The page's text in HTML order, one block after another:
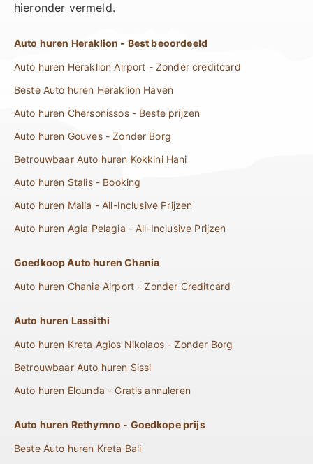
hieronder vermeld.
Auto huren Heraklion - Best beoordeeld
Auto huren Heraklion Airport - Zonder creditcard
Beste Auto huren Heraklion Haven
Auto huren Chersonissos - Beste prijzen
Auto huren Gouves - Zonder Borg
Betrouwbaar Auto huren Kokkini Hani
Auto huren Stalis - Booking
Auto huren Malia - All-Inclusive Prijzen
Auto huren Agia Pelagia - All-Inclusive Prijzen
Goedkoop Auto huren Chania
Auto huren Chania Airport - Zonder Creditcard
Auto huren Lassithi
Auto huren Kreta Agios Nikolaos - Zonder Borg
Betrouwbaar Auto huren Sissi
Auto huren Elounda - Gratis annuleren
Auto huren Rethymno - Goedkope prijs
Beste Auto huren Kreta Bali